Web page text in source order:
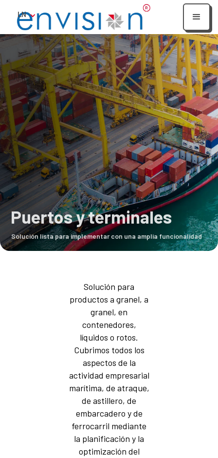
LN
Puertos y terminales
Solución lista para implementar con una amplia funcionalidad
Solución para
productos a granel, a
granel, en
contenedores,
líquidos o rotos.
Cubrimos todos los
aspectos de la
actividad empresarial
marítima, de atraque,
de astillero, de
embarcadero y de
ferrocarril mediante
la planificación y la
optimización del